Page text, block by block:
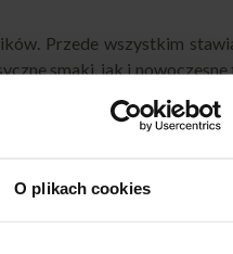
O plikach cookies
Przede wszystkim
smaki, jak i
– od dzieci po
przekąski, które
tak, aby gwarantować